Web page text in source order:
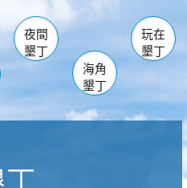
南仁湖
佳樂水
森林遊樂區
墾管處遊客中心
社頂公園 風吹沙
船帆石 龍磐公園
香蕉灣
砂島
鵝鑾鼻
夜間
墾丁
海角
墾丁
玩在
墾丁